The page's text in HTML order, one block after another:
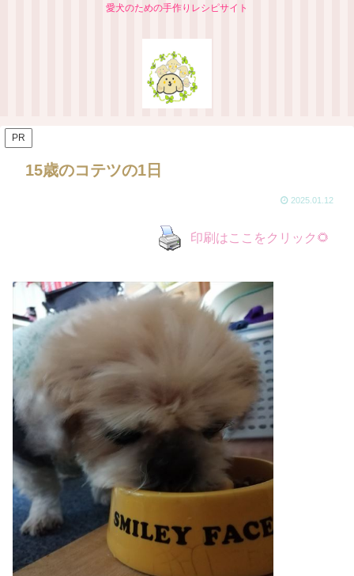
愛犬のための手作りレシピサイト
PR
15歳のコテツの1日
2025.01.12
印刷はここをクリック🌻